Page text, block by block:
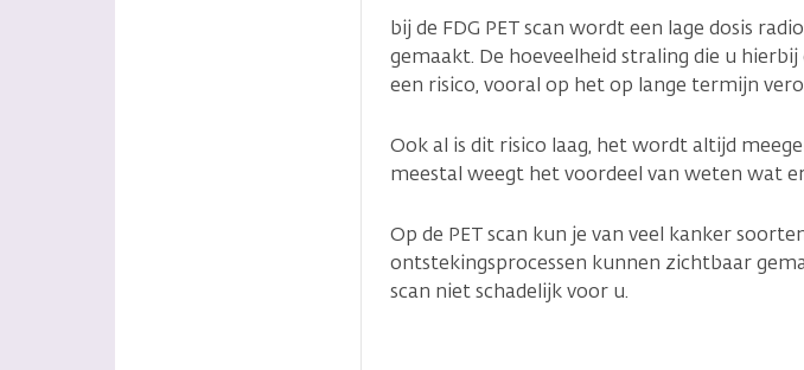
bij de FDG PET scan wordt een lage dosis
gemaakt. De hoeveelheid straling die u
een risico, vooral op het op lange termijn
Ook al is dit risico laag, het wordt altijd
meestal weegt het voordeel van weten wat
Op de PET scan kun je van veel kanker
ontstekingsprocessen kunnen zichtbaar
scan niet schadelijk voor u.